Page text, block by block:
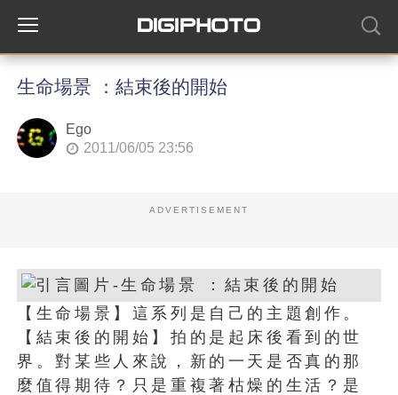
生命場景 ：結束後的開始
Ego
2011/06/05 23:56
ADVERTISEMENT
【生命場景】這系列是自己的主題創作。
【結束後的開始】拍的是起床後看到的世
界。對某些人來說，新的一天是否真的那
麼值得期待？只是重複著枯燥的生活？是